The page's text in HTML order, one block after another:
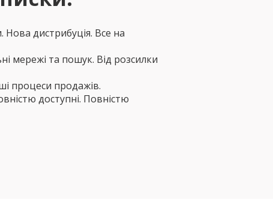
Нова дистрибуція. Все на
мережі та пошук. Від розсилки
процеси продажів.
доступні. Повністю